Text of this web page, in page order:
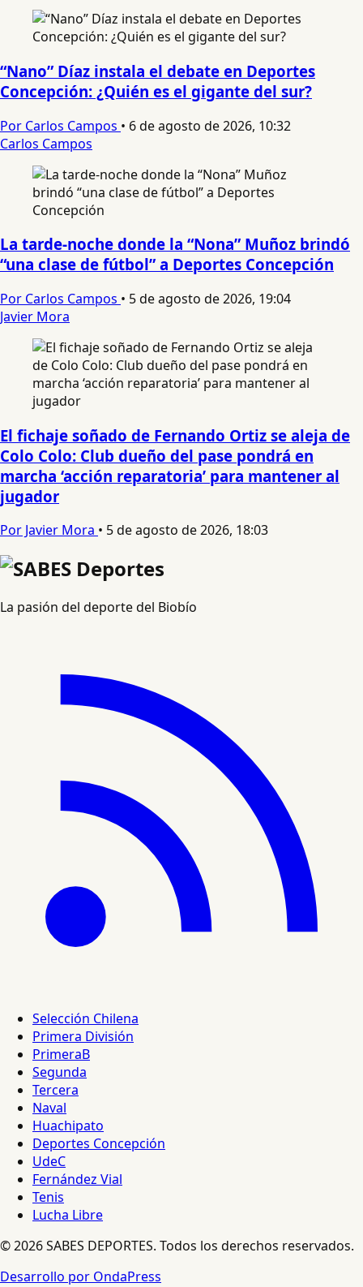
“Nano” Díaz instala el debate en Deportes
Concepción: ¿Quién es el gigante del sur?
Por Carlos Campos • 6 de agosto de 2026, 10:32
Carlos Campos
La tarde-noche donde la “Nona” Muñoz brindó
“una clase de fútbol” a Deportes Concepción
Por Carlos Campos • 5 de agosto de 2026, 19:04
Javier Mora
El fichaje soñado de Fernando Ortiz se aleja de
Colo Colo: Club dueño del pase pondrá en
marcha ‘acción reparatoria’ para mantener al
jugador
Por Javier Mora • 5 de agosto de 2026, 18:03
La pasión del deporte del Biobío
Selección Chilena
Primera División
PrimeraB
Segunda
Tercera
Naval
Huachipato
Deportes Concepción
UdeC
Fernández Vial
Tenis
Lucha Libre
© 2026 SABES DEPORTES. Todos los derechos reservados.
Desarrollo por OndaPress